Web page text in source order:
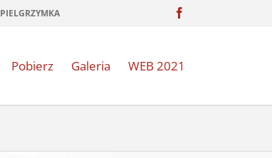
PIELGRZYMKA
Pobierz Galeria WEB 2021